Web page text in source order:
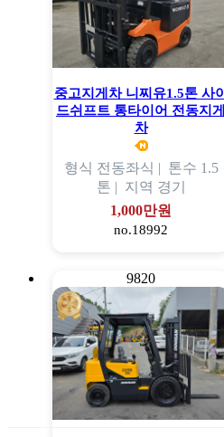
중고지게차 니찌유1.5톤 사이
드쉬프트 통타이어 전동지게
차
형식 전동좌식 | 톤수 1.5
톤 | 지역 경기
1,000만원
no.18992
9820